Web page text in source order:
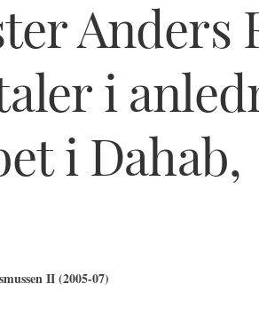
Anders
i
i Dahab,
II (2005-07)